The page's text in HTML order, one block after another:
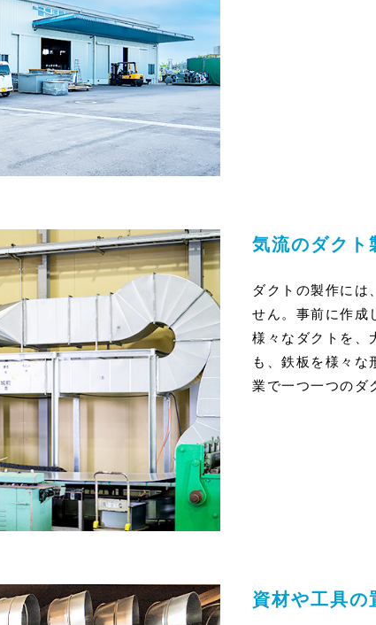
気流のダクト
ダクトの製作には
せん。事前に作成
様々なダクトを、
も、鉄板を様々な
業で一つ一つのダ
資材や工具の